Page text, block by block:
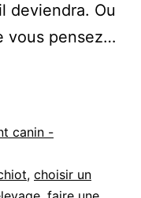
deviendra. Ou
vous pensez…
canin -
, choisir un